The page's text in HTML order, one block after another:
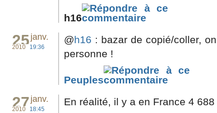
h16
25 janv.
2010 19:36
@h16 : bazar de copié/coller,
personne !
Peuples
27 janv.
2010 18:45
En réalité, il y a en France 4